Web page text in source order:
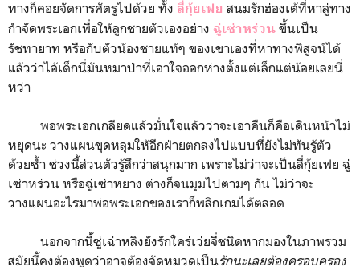
ทางก็คอยจัดการศัตรูไปด้วย ทั้ง ลี่กุ้ยเฟย สนมรักฮ่องเต้ที่หาลู่ทาง
กำจัดพระเอกเพื่อให้ลูกชายตัวเองอย่าง ฉู่เซ่าหร่วน ขึ้นเป็น
รัชทายาท หรือกับตัวน้องชายแท้ๆ ของเขาเองที่หาทางพิสูจน์ได้
แล้วว่าไอ้เด็กนี่มันหมาป่าที่เอาใจออกห่างตั้งแต่เล็กแต่น้อยเลยนี่
หว่า
พอพระเอกเกลียดแล้วมั่นใจแล้วว่าจะเอาคืนก็คือเดินหน้าไม่
หยุดนะ วางแผนขุดหลุมให้อีกฝ่ายตกลงไปแบบที่ยังไม่ทันรู้ตัว
ด้วยซ้ำ ช่วงนี้ส่วนตัวรู้สึกว่าสนุกมาก เพราะไม่ว่าจะเป็นลี่กุ้ยเฟย ฉู่
เซ่าหร่วน หรือฉู่เซ่าหยาง ต่างก็จนมุมไปตามๆ กัน ไม่ว่าจะ
วางแผนอะไรมาพ่อพระเอกของเราก็พลิกเกมได้ตลอด
นอกจากนี้ซู่เฉ่าหลิงยังรักใคร่เว่ยจี่ชนิดหากมองในภาพรวม
สมัยนี้คงต้องพูดว่าอาจต้องจัดหมวดเป็นรักนะเลยต้องครอบครอง